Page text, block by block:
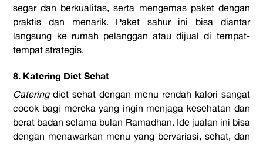
segar dan berkualitas, serta mengemas paket dengan
praktis dan menarik. Paket sahur ini bisa diantar
langsung ke rumah pelanggan atau dijual di tempat-
tempat strategis.
8. Katering Diet Sehat
Cateringdiet sehat dengan menu rendah kalori sangat
cocok bagi mereka yang ingin menjaga kesehatan dan
berat badan selama bulan Ramadhan. Ide jualan ini bisa
dengan menawarkan menu yang bervariasi, sehat, dan